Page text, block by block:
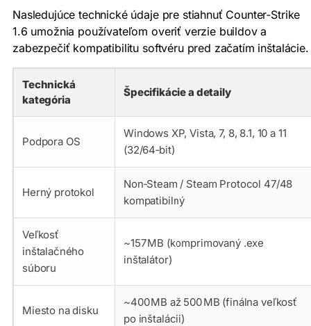
Nasledujúce technické údaje pre stiahnuť Counter‑Strike
1.6 umožnia používateľom overiť verzie buildov a
zabezpečiť kompatibilitu softvéru pred začatím inštalácie.
Technická
kategória
Špecifikácie a detaily
Podpora OS
Windows XP, Vista, 7, 8, 8.1, 10 a 11
(32/64‑bit)
Herný protokol
Non‑Steam / Steam Protocol 47/48
kompatibilný
Veľkosť
inštalačného
súboru
~157 MB (komprimovaný .exe
inštalátor)
Miesto na disku
~400 MB až 500 MB (finálna veľkosť
po inštalácii)